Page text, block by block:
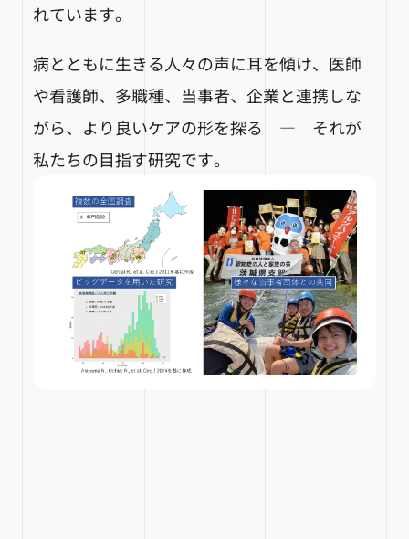
れています。
病とともに生きる人々の声に耳を傾け、医師
や看護師、多職種、当事者、企業と連携しな
がら、より良いケアの形を探る ― それが
私たちの目指す研究です。